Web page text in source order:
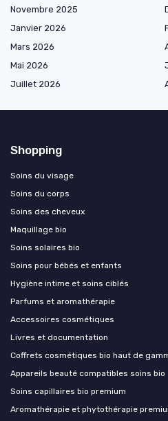
Novembre 2025
Janvier 2026
Mars 2026
Mai 2026
Juillet 2026
Shopping
Soins du visage
Soins du corps
Soins des cheveux
Maquillage bio
Soins solaires bio
Soins pour bébés et enfants
Hygiène intime et soins ciblés
Parfums et aromathérapie
Accessoires cosmétiques
Livres et documentation
Coffrets cosmétiques bio haut de
Appareils beauté compatibles soins bio
Soins capillaires bio premium
Aromathérapie et phytothérapie